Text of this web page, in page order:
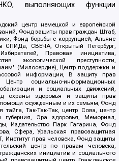
выполняющих функции
центр немецкой и европейской
Фонд защиты прав граждан Штаб,
Фонд борьбы с коррупцией, Альянс
СВЕЧА, Открытый Петербург,
Правовая инициатива,
экологической преступности,
(Милосердие), Центр поддержки и
информации, В защиту прав
социально-информационных
и социальных движений,
охраны здоровья и защиты прав
осужденным и их семьям, Фонд
тайга, Так-Так-Так, центр Сова, центр
Эра здоровья, Мемориал,
Издательство Парк Гагарина, Фонд
Сфера, Уральская правозащитная
прав человека, Фонд защиты
центр по правам человека,
инициатив и социального